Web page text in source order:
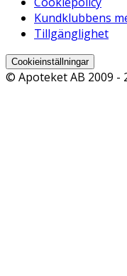
Kundklubbens
Tillgänglighet
Cookieinställningar
© Apoteket AB 2009 -